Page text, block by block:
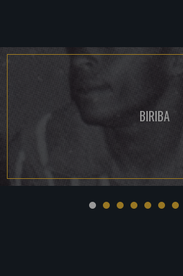
BIRIBA